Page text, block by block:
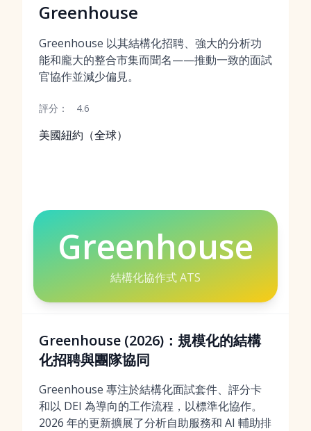
Greenhouse
Greenhouse 以其結構化招聘、強大的分析功
能和龐大的整合市集而聞名——推動一致的面試
官協作並減少偏見。
評分： 4.6
美國紐約（全球）
Greenhouse
結構化協作式 ATS
Greenhouse (2026)：規模化的結構
化招聘與團隊協同
Greenhouse 專注於結構化面試套件、評分卡
和以 DEI 為導向的工作流程，以標準化協作。
2026 年的更新擴展了分析自助服務和 AI 輔助排